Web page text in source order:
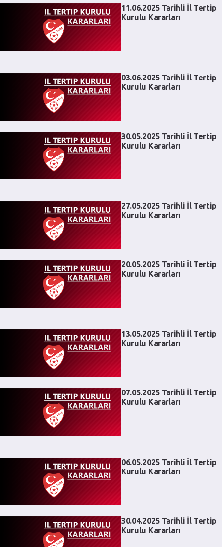
11.06.2025 Tarihli İl Tertip
Kurulu Kararları
03.06.2025 Tarihli İl Tertip
Kurulu Kararları
30.05.2025 Tarihli İl Tertip
Kurulu Kararları
27.05.2025 Tarihli İl Tertip
Kurulu Kararları
20.05.2025 Tarihli İl Tertip
Kurulu Kararları
13.05.2025 Tarihli İl Tertip
Kurulu Kararları
07.05.2025 Tarihli İl Tertip
Kurulu Kararları
06.05.2025 Tarihli İl Tertip
Kurulu Kararları
30.04.2025 Tarihli İl Tertip
Kurulu Kararları